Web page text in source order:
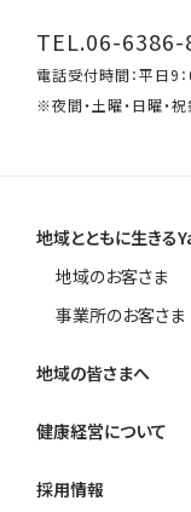
TEL.06-
電話受付時間：平日9
※夜間・土曜・日曜・
地域とともに生きる
地域のお客さま
事業所のお客さま
地域の皆さまへ
健康経営について
採用情報